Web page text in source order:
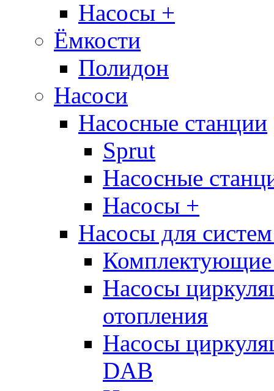
Насосы +
Ёмкости
Полидон
Насоси
Насосные станции
Sprut
Насосные
Насосы +
Насосы для
Комплектующие
Насосы
отопления
Насосы
DAB